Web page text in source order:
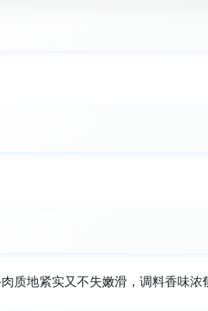
质地紧实又不失嫩滑，调料香味浓